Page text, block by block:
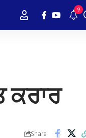
9
ਕਰਾਰ
Share